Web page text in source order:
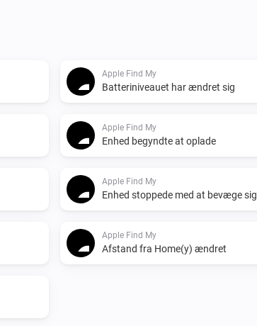
Apple Find My
Batteriniveauet har ændret sig
Apple Find My
Enhed begyndte at oplade
Apple Find My
Enhed stoppede med at bevæge sig
Apple Find My
Afstand fra Home(y) ændret